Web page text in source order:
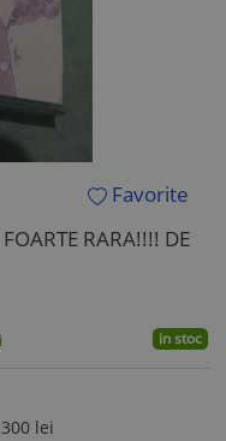
Favorite
RARA!!!! DE
in stoc
lei